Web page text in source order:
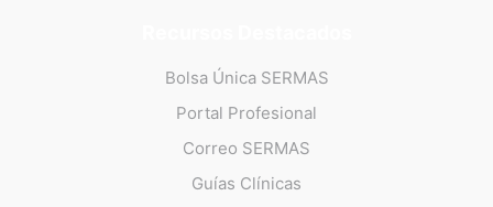
Bolsa Única SERMAS
Portal Profesional
Correo SERMAS
Guías Clínicas